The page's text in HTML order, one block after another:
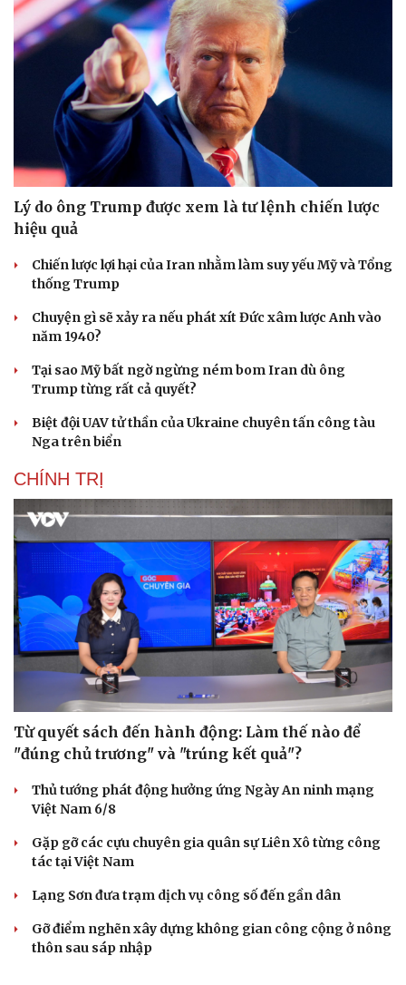
Lý do ông Trump được xem là tư lệnh chiến lược
hiệu quả
Chiến lược lợi hại của Iran nhằm làm suy yếu Mỹ và Tổng
thống Trump
Chuyện gì sẽ xảy ra nếu phát xít Đức xâm lược Anh vào
năm 1940?
Tại sao Mỹ bất ngờ ngừng ném bom Iran dù ông
Trump từng rất cả quyết?
Biệt đội UAV tử thần của Ukraine chuyên tấn công tàu
Nga trên biển
CHÍNH TRỊ
Từ quyết sách đến hành động: Làm thế nào để
"đúng chủ trương" và "trúng kết quả"?
Thủ tướng phát động hưởng ứng Ngày An ninh mạng
Việt Nam 6/8
Gặp gỡ các cựu chuyên gia quân sự Liên Xô từng công
tác tại Việt Nam
Lạng Sơn đưa trạm dịch vụ công số đến gần dân
Gỡ điểm nghẽn xây dựng không gian công cộng ở nông
thôn sau sáp nhập